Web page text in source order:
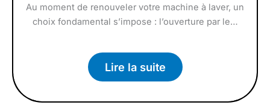
Au moment de renouveler votre machine à laver, un
choix fondamental s’impose : l’ouverture par le…
Lire la suite